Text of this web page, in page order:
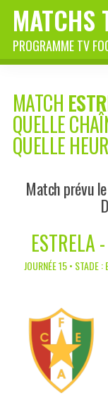
MATCHS
PROGRAMME TV
MATCH
QUELLE
QUELLE
Match prévu
ESTRELA
JOURNÉE 15 • STADE